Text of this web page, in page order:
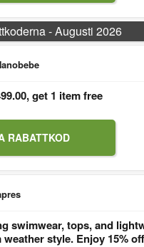
- Augusti 2026
get 1 item free
RABATTKOD
swimwear, tops, and
style. Enjoy 15%